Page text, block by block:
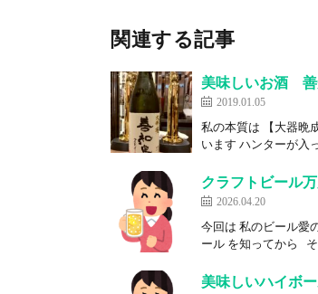
関連する記事
美味しいお酒 善
2019.01.05
私の本質は 【大器晩
います ハンターが入
クラフトビール
2026.04.20
今回は 私のビール愛
ール を知ってから
美味しいハイボ